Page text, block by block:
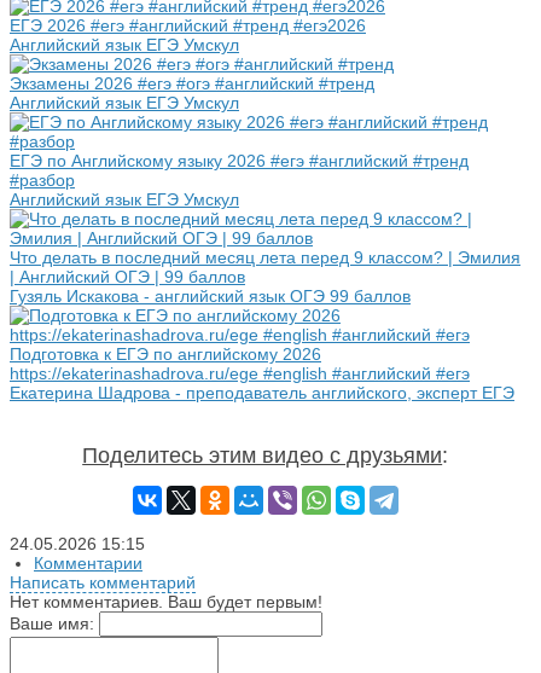
ЕГЭ 2026 #егэ #английский #тренд #егэ2026
Английский язык ЕГЭ Умскул
Экзамены 2026 #егэ #огэ #английский #тренд
Английский язык ЕГЭ Умскул
ЕГЭ по Английскому языку 2026 #егэ #английский #тренд
#разбор
Английский язык ЕГЭ Умскул
Что делать в последний месяц лета перед 9 классом? | Эмилия
| Английский ОГЭ | 99 баллов
Гузяль Искакова - английский язык ОГЭ 99 баллов
Подготовка к ЕГЭ по английскому 2026
https://ekaterinashadrova.ru/ege #english #английский #егэ
Екатерина Шадрова - преподаватель английского, эксперт ЕГЭ
Поделитесь этим видео с друзьями:
24.05.2026 15:15
Комментарии
Написать комментарий
Нет комментариев. Ваш будет первым!
Ваше имя: